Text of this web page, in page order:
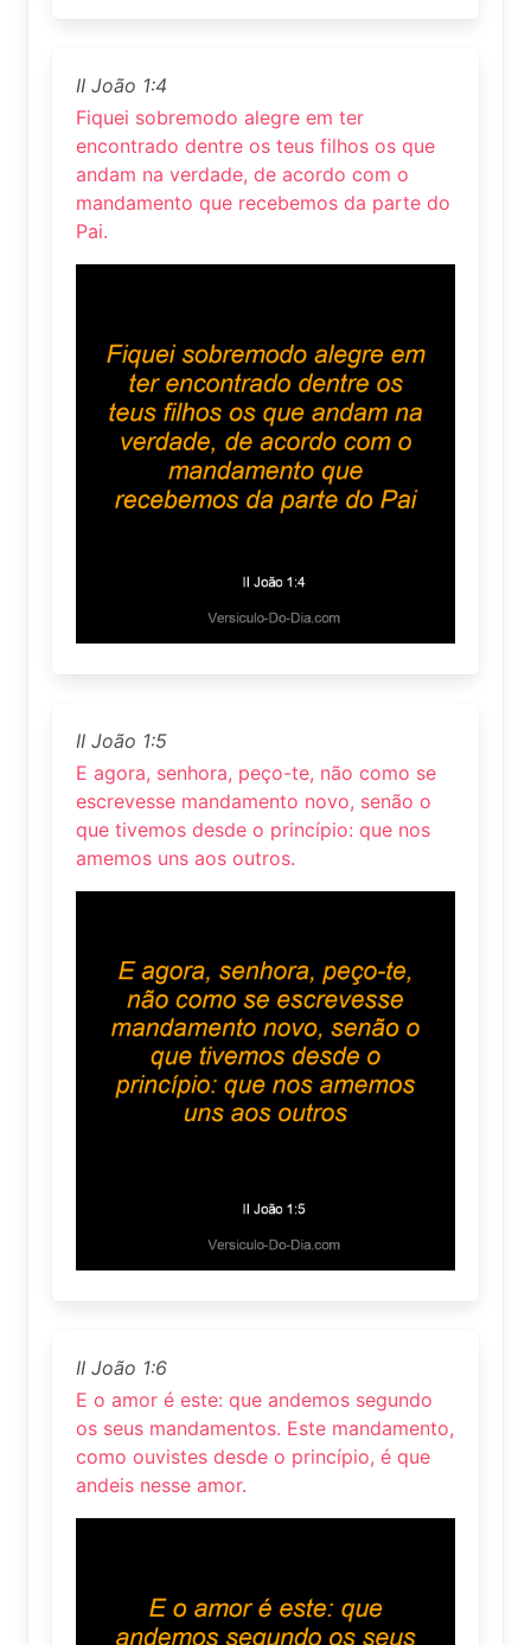
II João 1:4
Fiquei sobremodo alegre em ter
encontrado dentre os teus filhos os que
andam na verdade, de acordo com o
mandamento que recebemos da parte do
Pai.
II João 1:5
E agora, senhora, peço-te, não como se
escrevesse mandamento novo, senão o
que tivemos desde o princípio: que nos
amemos uns aos outros.
II João 1:6
E o amor é este: que andemos segundo
os seus mandamentos. Este mandamento,
como ouvistes desde o princípio, é que
andeis nesse amor.